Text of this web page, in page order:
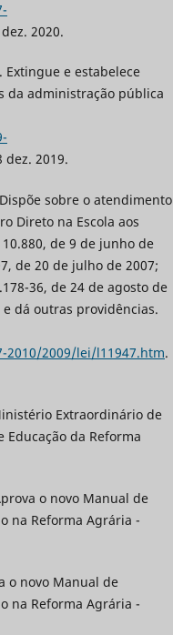
2020.
Extingue e estabelece
da administração pública
dez. 2019.
sobre o atendimento
Direto na Escola aos
de 9 de junho de
de 20 de julho de 2007;
36, de 24 de agosto de
e dá outras providências.
2010/2009/lei/l11947.htm.
Extraordinário de
da Reforma
o novo Manual de
na Reforma Agrária -
o novo Manual de
na Reforma Agrária -